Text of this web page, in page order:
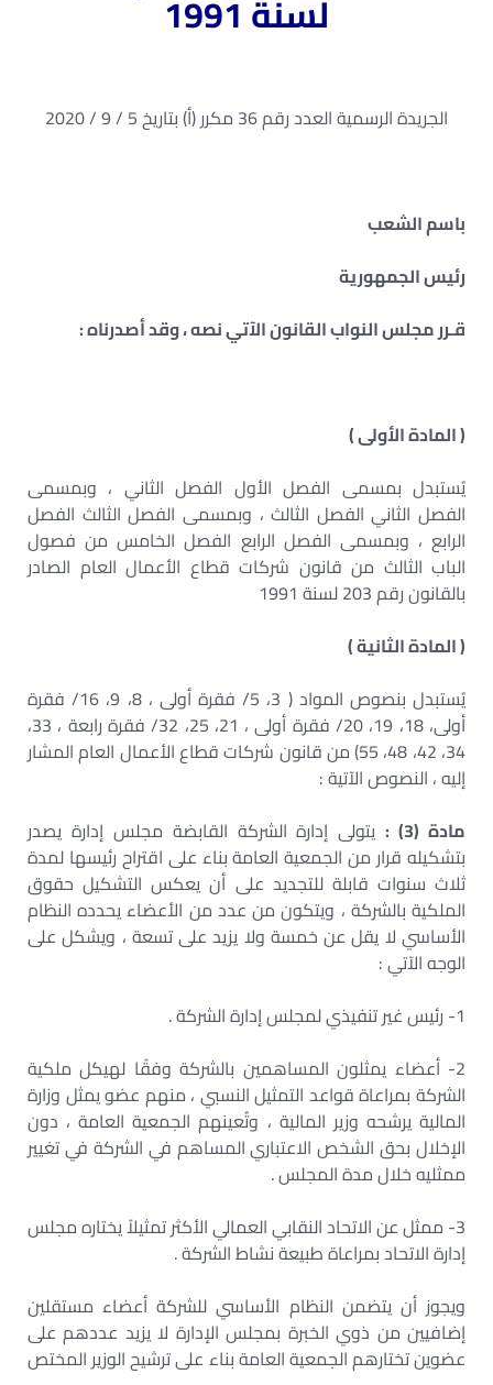
لسنة 1991
الجريدة الرسمية العدد رقم 36 مكرر (أ) بتاريخ 5 / 9 / 2020
باسم الشعب
رئيس الجمهورية
قـرر مجلس النواب القانون الآتي نصه ، وقد أصدرناه :
( المادة الأولى )
يُستبدل بمسمى الفصل الأول الفصل الثاني ، وبمسمى
الفصل الثاني الفصل الثالث ، وبمسمى الفصل الثالث الفصل
الرابع ، وبمسمى الفصل الرابع الفصل الخامس من فصول
الباب الثالث من قانون شركات قطاع الأعمال العام الصادر
بالقانون رقم 203 لسنة 1991
( المادة الثانية )
يُستبدل بنصوص المواد ( 3، 5/ فقرة أولى ، 8، 9، 16/ فقرة
أولى، 18، 19، 20/ فقرة أولى ، 21، 25، 32/ فقرة رابعة ، 33،
34، 42، 48، 55) من قانون شركات قطاع الأعمال العام المشار
إليه ، النصوص الآتية :
مادة (3) :
يتولى إدارة الشركة القابضة مجلس إدارة يصدر
بتشكيله قرار من الجمعية العامة بناء على اقتراح رئيسها لمدة
ثلاث سنوات قابلة للتجديد على أن يعكس التشكيل حقوق
الملكية بالشركة ، ويتكون من عدد من الأعضاء يحدده النظام
الأساسي لا يقل عن خمسة ولا يزيد على تسعة ، ويشكل على
الوجه الآتي :
1- رئيس غير تنفيذي لمجلس إدارة الشركة .
2- أعضاء يمثلون المساهمين بالشركة وفقًا لهيكل ملكية
الشركة بمراعاة قواعد التمثيل النسبي ، منهم عضو يمثل وزارة
المالية يرشحه وزير المالية ، وتُعينهم الجمعية العامة ، دون
الإخلال بحق الشخص الاعتباري المساهم في الشركة في تغيير
ممثليه خلال مدة المجلس .
3- ممثل عن الاتحاد النقابي العمالي الأكثر تمثيلاً يختاره مجلس
إدارة الاتحاد بمراعاة طبيعة نشاط الشركة .
ويجوز أن يتضمن النظام الأساسي للشركة أعضاء مستقلين
إضافيين من ذوي الخبرة بمجلس الإدارة لا يزيد عددهم على
عضوين تختارهم الجمعية العامة بناء على ترشيح الوزير المختص